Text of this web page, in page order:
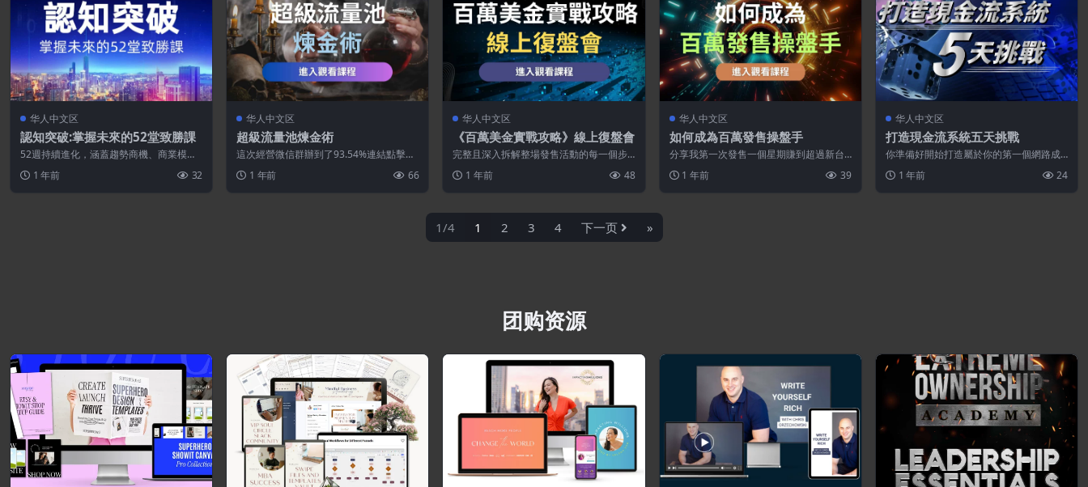
华人中文区
認知突破:掌握未來的52堂致勝課
52週持續進化，涵蓋趨勢商機、商業模
中搶先一...
1 年前 32
华人中文区
超級流量池煉金術
這次經營微信群辦到了93.54%連結點擊率
1 年前 66
华人中文区
《百萬美金實戰攻略》線上復盤會
完整且深入拆解整場發售活動的每一個步
模型，運...
1 年前 48
华人中文区
如何成為百萬發售操盤手
分享我第一次發售一個星期賺到超過新台
營收...1 年前 39
华人中文区
打造現金流系統五天挑戰
你準備好開始打造屬於你的第一個網路成
連五天...
1 年前 24
1/4 1 2 3 4 下一页 »
团购资源